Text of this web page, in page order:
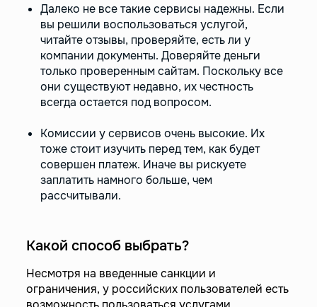
Далеко не все такие сервисы надежны. Если
вы решили воспользоваться услугой,
читайте отзывы, проверяйте, есть ли у
компании документы. Доверяйте деньги
только проверенным сайтам. Поскольку все
они существуют недавно, их честность
всегда остается под вопросом.
Комиссии у сервисов очень высокие. Их
тоже стоит изучить перед тем, как будет
совершен платеж. Иначе вы рискуете
заплатить намного больше, чем
рассчитывали.
Какой способ выбрать?
Несмотря на введенные санкции и
ограничения, у российских пользователей есть